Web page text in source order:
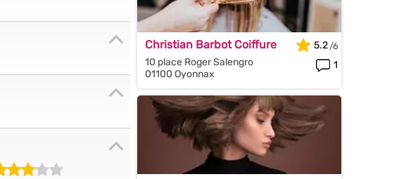
Christian Barbot Coiffure
10 place Roger Salengro
01100 Oyonnax
5.2
1